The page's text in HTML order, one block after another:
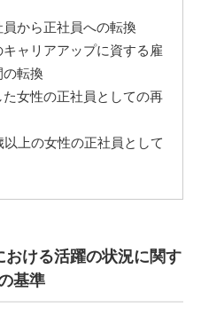
から正社員への転換
ャリアアップに資する雇
転換
女性の正社員としての再
上の女性の正社員として
おける活躍の状況に関す
基準